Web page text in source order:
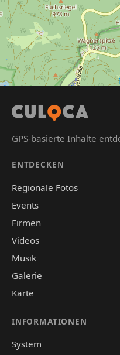
GPS-basierte Inhalte
ENTDECKEN
Regionale Fotos
Events
Firmen
Videos
Musik
Galerie
Karte
INFORMATIONEN
System